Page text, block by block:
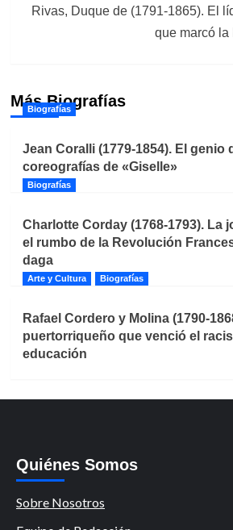
Rivas, Duque de (1791-1865). El
que marcó la
Más Biografías
Biografías
Jean Coralli (1779-1854). El genio
coreografías de «Giselle»
Biografías
Charlotte Corday (1768-1793). La
el rumbo de la Revolución
daga
Arte y Cultura Biografías
Rafael Cordero y Molina (1790-
puertorriqueño que venció el
educación
Quiénes Somos
Sobre Nosotros